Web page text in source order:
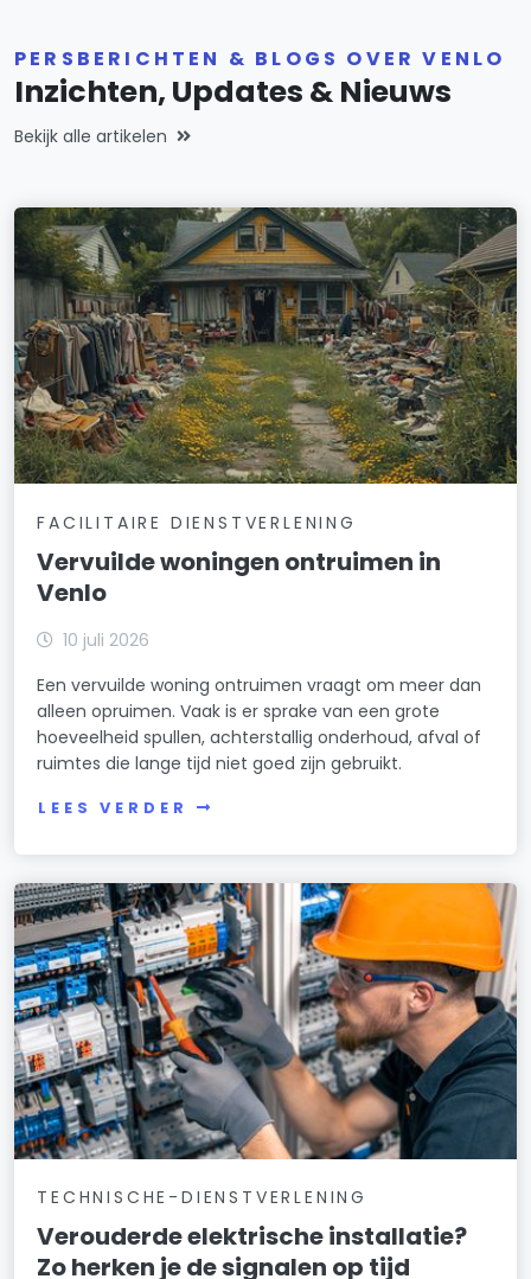
PERSBERICHTEN & BLOGS OVER VENLO
Inzichten, Updates & Nieuws
Bekijk alle artikelen
FACILITAIRE DIENSTVERLENING
Vervuilde woningen ontruimen in
Venlo
10 juli 2026
Een vervuilde woning ontruimen vraagt om meer dan
alleen opruimen. Vaak is er sprake van een grote
hoeveelheid spullen, achterstallig onderhoud, afval of
ruimtes die lange tijd niet goed zijn gebruikt.
LEES VERDER
TECHNISCHE-DIENSTVERLENING
Verouderde elektrische installatie?
Zo herken je de signalen op tijd